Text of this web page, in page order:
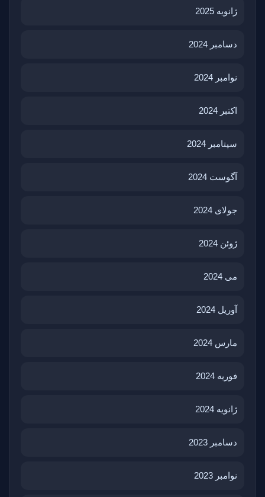
ژانویه 2025
دسامبر 2024
نوامبر 2024
اکتبر 2024
سپتامبر 2024
آگوست 2024
جولای 2024
ژوئن 2024
می 2024
آوریل 2024
مارس 2024
فوریه 2024
ژانویه 2024
دسامبر 2023
نوامبر 2023